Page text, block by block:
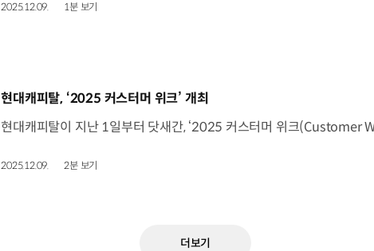
2025.12.09. 1분 보기
[동영상]
현대캐피탈, ‘2025 커스터머 위크’ 개최
2025.12.09. 2분 보기
더보기